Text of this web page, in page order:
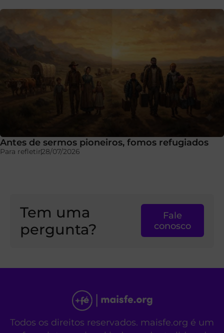
Antes de sermos pioneiros, fomos refugiados
Para refletir28/07/2026
Tem uma
pergunta?
Fale
conosco
Todos os direitos reservados. maisfe.org é um